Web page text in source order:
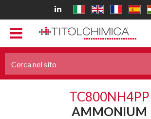
TC800NH4PP
AMMONIUM